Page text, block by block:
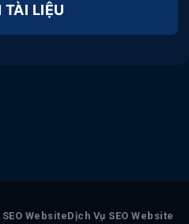
TÀI LIỆU
WebsiteDịch Vụ SEO Website